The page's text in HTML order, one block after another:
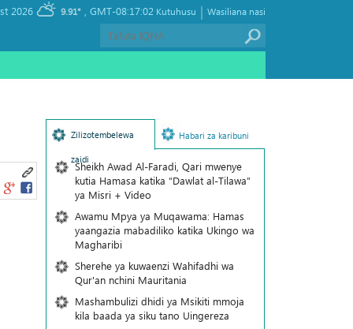
GMT-08:17:02
9.91° Wasiliana nasi
|
Kutuhusu
Zilizotembelewa
zaidi
Habari za karibuni
Sheikh Awad Al-Faradi, Qari mwenye
kutia Hamasa katika “Dawlat al-Tilawa”
ya Misri + Video
Awamu Mpya ya Muqawama: Hamas
yaangazia mabadiliko katika Ukingo wa
Magharibi
Sherehe ya kuwaenzi Wahifadhi wa
Qur'an nchini Mauritania
Mashambulizi dhidi ya Msikiti mmoja
kila baada ya siku tano Uingereza